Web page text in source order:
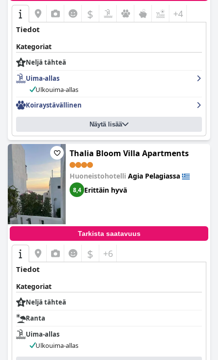
$ +4
Tiedot
Kategoriat
Neljä tähteä
Uima-allas
Ulkouima-allas
Koiraystävällinen
Näytä lisää
Thalia Bloom Villa Apartments
Huoneistohotelli Agia Pelagiassa
8,4 Erittäin hyvä
Tarkista saatavuus
$ +6
Tiedot
Kategoriat
Neljä tähteä
Ranta
Uima-allas
Ulkouima-allas